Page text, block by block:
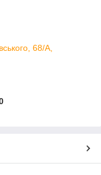
68/А,